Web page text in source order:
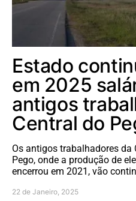
Estado
em 2025
antigos
Central do
Os antigos trabalhadores da
Pego, onde a produção de
encerrou em 2021, vão
22 de Janeiro, 2025